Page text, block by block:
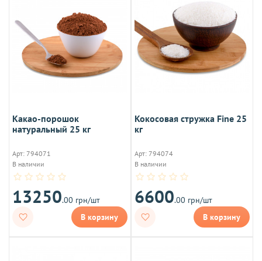
Какао-порошок
натуральный 25 кг
Арт: 794071
В наличии
13250.00 грн/шт
В корзину
Кокосовая стружка Fine 25
кг
Арт: 794074
В наличии
6600.00 грн/шт
В корзину